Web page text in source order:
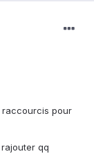
raccourcis pour
qq